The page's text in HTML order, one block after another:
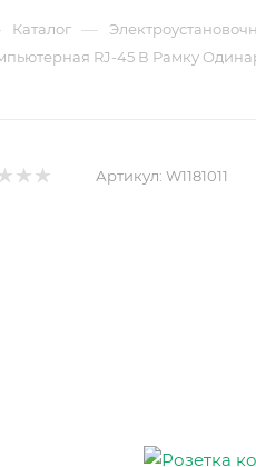
Каталог —
RJ-45 В Рамку
Артикул: W1181011